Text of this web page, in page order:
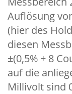
Auflösung
(hier des
diesen
±(0,5% + 8
auf die
Millivolt sind